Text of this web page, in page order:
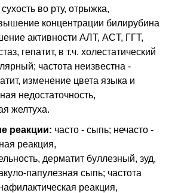
во рту, отрыжка,
концентрации билирубина
активности АЛТ, ACT, ГГТ,
гепатит, в т.ч. холестатический
частота неизвестна -
изменение цвета языка и
недостаточность,
желтуха.
реакции: часто - сыпь; нечасто -
реакция,
дерматит буллезный, зуд,
папулезная сыпь; частота
реакция,